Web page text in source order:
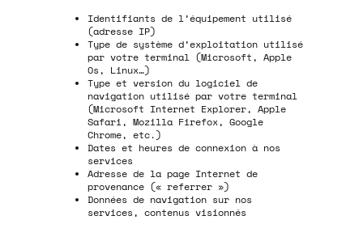
Identifiants de l’équipement utilisé
(adresse IP)
Type de système d’exploitation utilisé
par votre terminal (Microsoft, Apple
Os, Linux…)
Type et version du logiciel de
navigation utilisé par votre terminal
(Microsoft Internet Explorer, Apple
Safari, Mozilla Firefox, Google
Chrome, etc.)
Dates et heures de connexion à nos
services
Adresse de la page Internet de
provenance (« referrer »)
Données de navigation sur nos
services, contenus visionnés